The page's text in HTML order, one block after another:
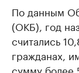
По данным
(ОКБ), год
считались
гражданах,
сумму более